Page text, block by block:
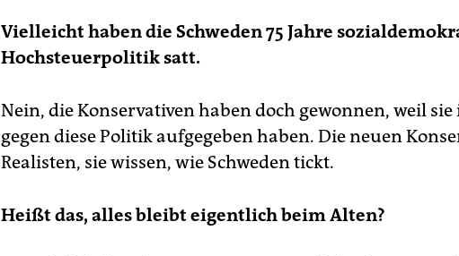
Vielleicht haben die Schweden 75 Jahre
Hochsteuerpolitik satt.
Nein, die Konservativen haben doch gewonnen, weil
gegen diese Politik aufgegeben haben. Die neuen
Realisten, sie wissen, wie Schweden tickt.
Heißt das, alles bleibt eigentlich beim Alten?